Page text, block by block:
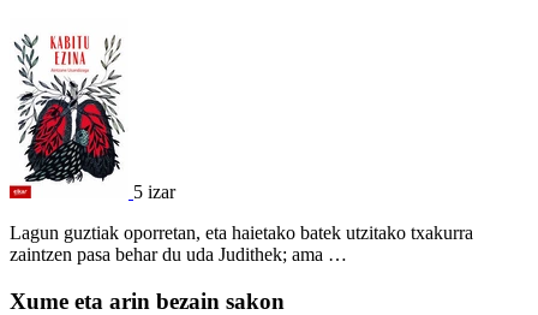
5 izar
Lagun guztiak oporretan, eta haietako batek utzitako txakurra
zaintzen pasa behar du uda Judithek; ama …
Xume eta arin bezain sakon